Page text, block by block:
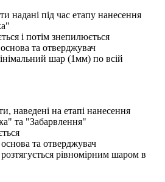
надані під час етапу нанесення
і потім знепилюється
та отверджувач
шар (1мм) по всій
наведені на етапі нанесення
та "Забарвлення"
та отверджувач
рівномірним шаром в